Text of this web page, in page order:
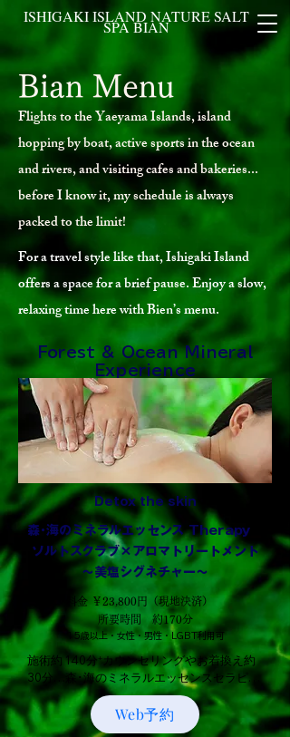
ISHIGAKI ISLAND NATURE​ SALT
SPA BIAN
Bian Menu
Flights to the Yaeyama Islands, island
hopping by boat, active sports in the ocean
and rivers, and visiting cafes and bakeries...
before I know it, my schedule is always
packed to the limit!
For a travel style like that, Ishigaki Island
offers a space for a brief pause. Enjoy a slow,
relaxing time here with Bien’s menu.
Forest & Ocean Mineral
Experience
Detox the skin
森･海のミネラルエッセンス Therapy
​ソルトスクラブ×アロマトリートメント
～美塩シグネチャー～
料金 ￥23,800円（現地決済）
所要時間 約170分
15歳以上・女性・男性・LGBT利用可
施術約 140分⁺カウンセリングやお着換え約
30分…森･海のミネラルエッセンスセラピー
×石垣島産ソルトスクラブ体験。
自然のエネルギーに包まれて、心ほぐれる時
Web予約